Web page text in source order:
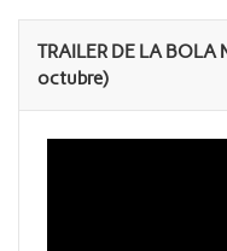
TRAILER DE LA BOLA
octubre)
Reproductor